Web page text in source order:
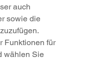
auch
sowie die
Funktionen für
wählen Sie